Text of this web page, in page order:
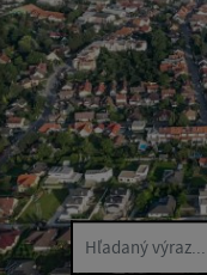
Hľadaný výraz...